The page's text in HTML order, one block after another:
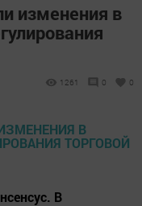
изменения в
1261 0 0
В